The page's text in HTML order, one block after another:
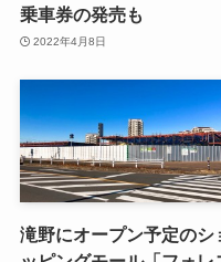
乗車券の発売も
2022年4月8日
滝野にオープン予定のシ